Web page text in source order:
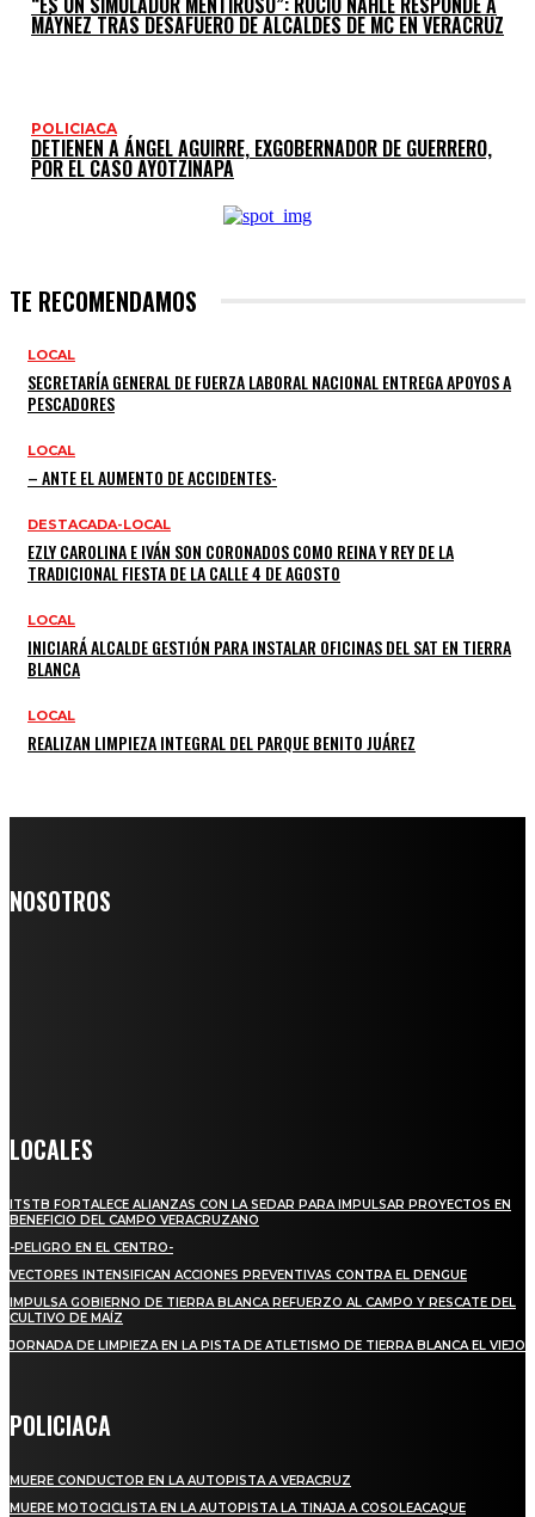
MÁYNEZ TRAS DESAFUERO DE ALCALDES DE MC EN VERACRUZ
POLICIACA
DETIENEN A ÁNGEL AGUIRRE, EXGOBERNADOR DE GUERRERO,
POR EL CASO AYOTZINAPA
TE RECOMENDAMOS
LOCAL
SECRETARÍA GENERAL DE FUERZA LABORAL NACIONAL ENTREGA APOYOS A
PESCADORES
LOCAL
– ANTE EL AUMENTO DE ACCIDENTES-
DESTACADA-LOCAL
EZLY CAROLINA E IVÁN SON CORONADOS COMO REINA Y REY DE LA
TRADICIONAL FIESTA DE LA CALLE 4 DE AGOSTO
LOCAL
INICIARÁ ALCALDE GESTIÓN PARA INSTALAR OFICINAS DEL SAT EN TIERRA
BLANCA
LOCAL
REALIZAN LIMPIEZA INTEGRAL DEL PARQUE BENITO JUÁREZ
NOSOTROS
LOCALES
ITSTB FORTALECE ALIANZAS CON LA SEDAR PARA IMPULSAR PROYECTOS EN
BENEFICIO DEL CAMPO VERACRUZANO
-PELIGRO EN EL CENTRO-
VECTORES INTENSIFICAN ACCIONES PREVENTIVAS CONTRA EL DENGUE
IMPULSA GOBIERNO DE TIERRA BLANCA REFUERZO AL CAMPO Y RESCATE DEL
CULTIVO DE MAÍZ
JORNADA DE LIMPIEZA EN LA PISTA DE ATLETISMO DE TIERRA BLANCA EL VIEJO
POLICIACA
MUERE CONDUCTOR EN LA AUTOPISTA A VERACRUZ
MUERE MOTOCICLISTA EN LA AUTOPISTA LA TINAJA A COSOLEACAQUE